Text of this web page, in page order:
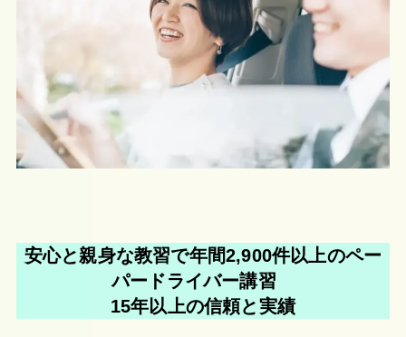
安心と親身な教習で年間2,900件以上のペー
パードライバー講習
15年以上の信頼と実績